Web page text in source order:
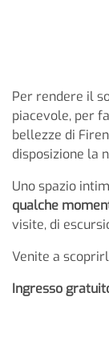
Per rendere il
piacevole, per
bellezze di
disposizione la
Uno spazio
qualche
visite, di
Venite a
Ingresso